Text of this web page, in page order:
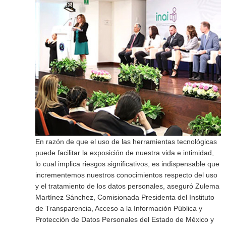
En razón de que el uso de las herramientas tecnológicas
puede facilitar la exposición de nuestra vida e intimidad,
lo cual implica riesgos significativos, es indispensable que
incrementemos nuestros conocimientos respecto del uso
y el tratamiento de los datos personales, aseguró Zulema
Martínez Sánchez, Comisionada Presidenta del Instituto
de Transparencia, Acceso a la Información Pública y
Protección de Datos Personales del Estado de México y